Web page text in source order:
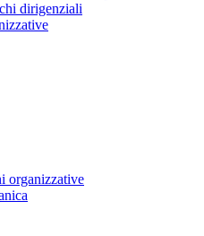
dirigenziali
organizzative